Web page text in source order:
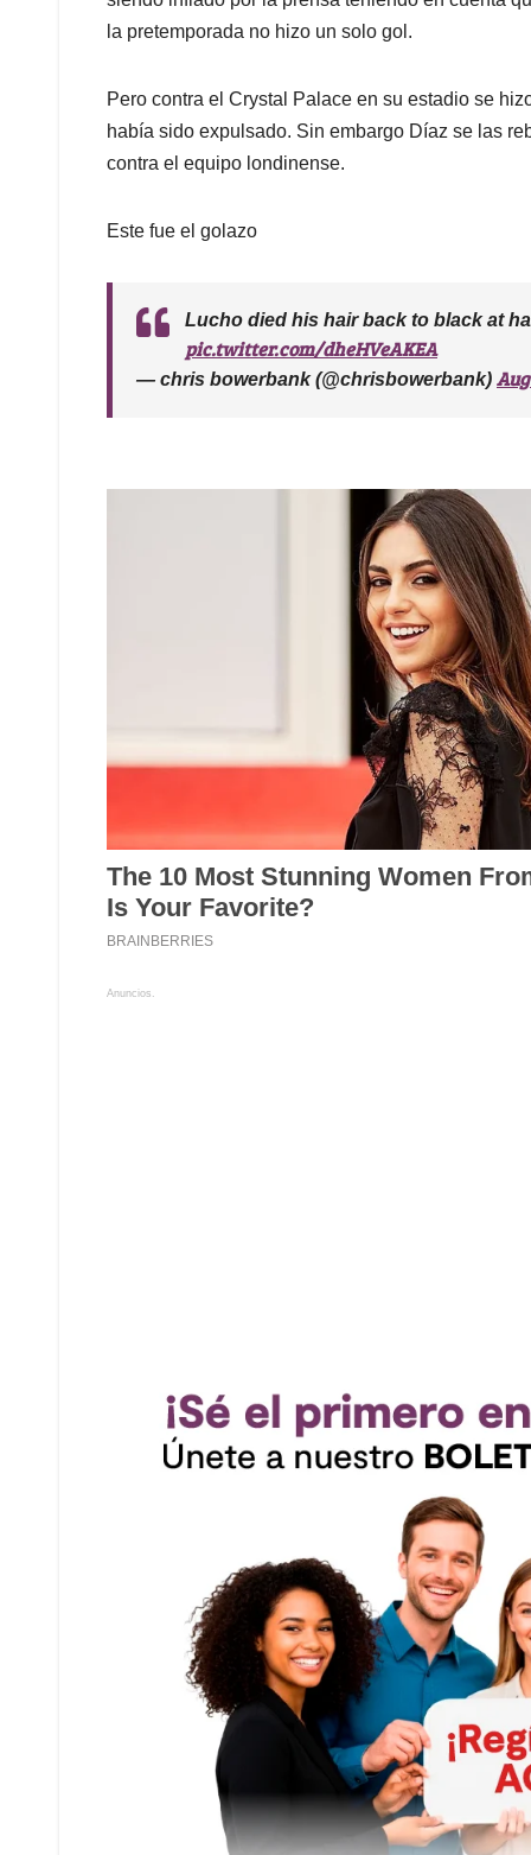
p
k
n
la pretemporada no hizo un solo gol.
Pero contra el Crystal Palace en su estadio se
había sido expulsado. Sin embargo Díaz se las
contra el equipo londinense.
Este fue el golazo
Lucho died his hair back to black at
pic.twitter.com/dheHVeAKEA
— chris bowerbank (@chrisbowerbank)
Anuncios.